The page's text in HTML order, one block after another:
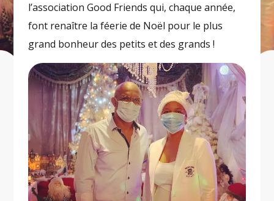
l’association Good Friends qui, chaque année,
font renaître la féerie de Noël pour le plus
grand bonheur des petits et des grands !